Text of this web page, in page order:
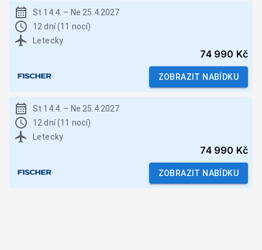
St 14.4. – Ne 25.4.2027
12 dní (11 nocí)
Letecky
74 990 Kč
ZOBRAZIT NABÍDKU
St 14.4. – Ne 25.4.2027
12 dní (11 nocí)
Letecky
74 990 Kč
ZOBRAZIT NABÍDKU